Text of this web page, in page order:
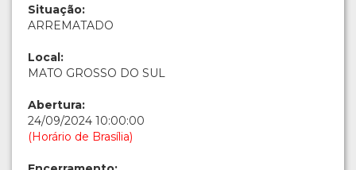
Situação:
ARREMATADO
Local:
MATO GROSSO DO SUL
Abertura:
24/09/2024 10:00:00
(Horário de Brasília)